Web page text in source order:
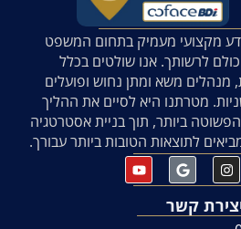
מקצועי מעמיק בתחום המשפט
לרשותך. אנו שולטים בכלל
משא ומתן נחוש ופועלים
מטרתנו היא לסיים את ההליך
ביותר, תוך בניית אסטרטגיה
לתוצאות הטובות ביותר עבורך.
קשר